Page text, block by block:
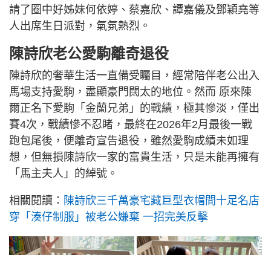
請了圈中好姊妹何依婷、蔡嘉欣、譚嘉儀及鄧穎堯等
人出席生日派對，氣氛熱烈。
陳詩欣老公愛駒離奇退役
陳詩欣的奢華生活一直備受矚目，經常陪伴老公出入
馬場支持愛駒，盡顯豪門闊太的地位。然而 原來陳
爾正名下愛駒「金蘭兄弟」的戰績，極其慘淡，僅出
賽4次，戰績慘不忍睹，最終在2026年2月最後一戰
跑包尾後，便離奇宣告退役，雖然愛駒成績未如理
想，但無損陳詩欣一家的富貴生活，只是未能再擁有
「馬主夫人」的綽號。
相關閱讀： 陳詩欣三千萬豪宅藏巨型衣帽間十足名店
穿「湊仔制服」被老公嫌棄 一招完美反擊